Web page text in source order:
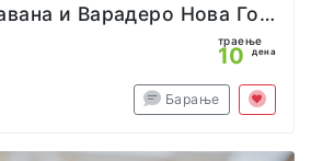
Куба хотели Хавана и Варадеро Нова Година
траење
10 дена
Барање